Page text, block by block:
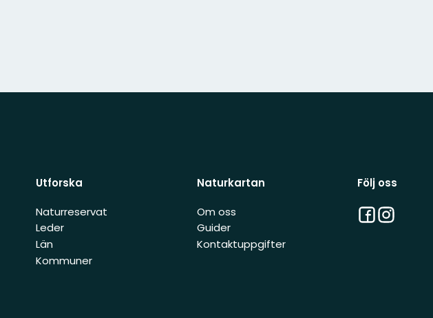
Utforska
Naturreservat
Leder
Län
Kommuner
Naturkartan
Om oss
Guider
Kontaktuppgifter
Följ oss
Facebook
Instagram